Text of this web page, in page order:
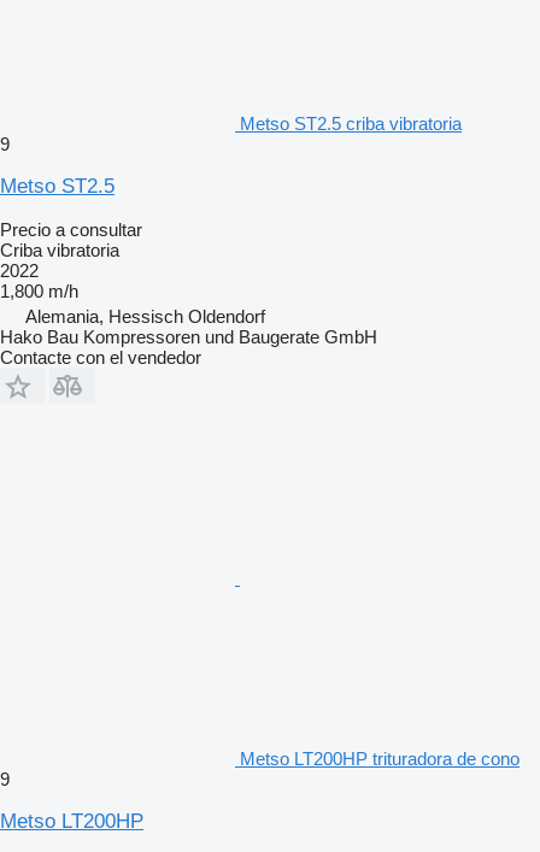
Metso ST2.5 criba vibratoria
9
Metso ST2.5
Precio a consultar
Criba vibratoria
2022
1,800 m/h
Alemania, Hessisch Oldendorf
Hako Bau Kompressoren und Baugerate GmbH
Contacte con el vendedor
Metso LT200HP trituradora de cono
9
Metso LT200HP